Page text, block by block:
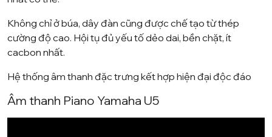
Không chỉ ở búa, dây đàn cũng được chế tạo từ thép
cường độ cao. Hội tụ đủ yếu tố dẻo dai, bền chặt, ít
cacbon nhất.
Hệ thống âm thanh đặc trưng kết hợp hiện đại độc đáo
Âm thanh Piano Yamaha U5